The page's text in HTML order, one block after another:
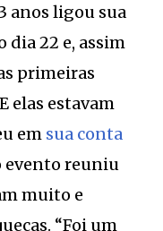
anos ligou sua
dia 22 e, assim
primeiras
elas estavam
em sua conta
evento reuniu
muito e
“Foi um